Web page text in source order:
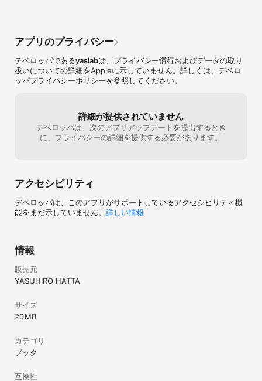
アプリのプライバシー
デベロッパであるyaslabは、プライバシー慣行およびデータの取り
扱いについての詳細をAppleに示していません。詳しくは、デベロ
ッパプライバシーポリシーを参照してください。
詳細が提供されていません
デベロッパは、次のアプリアップデートを提出するとき
に、プライバシーの詳細を提供する必要があります。
アクセシビリティ
デベロッパは、このアプリがサポートしているアクセシビリティ機
能をまだ示していません。 詳しい情報
情報
販売元
YASUHIRO HATTA
サイズ
20 MB
カテゴリ
ブック
互換性